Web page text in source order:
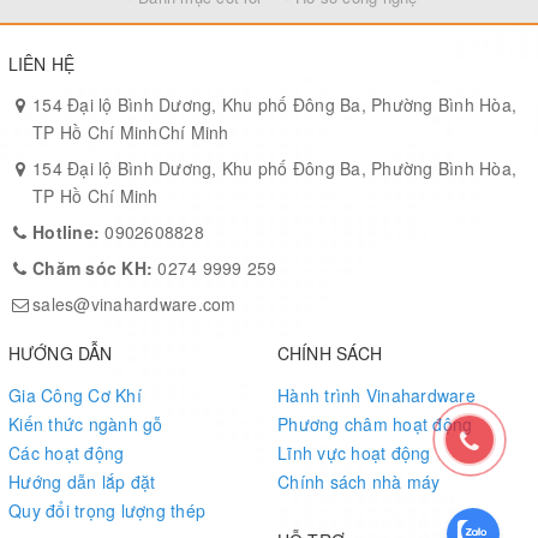
LIÊN HỆ
154 Đại lộ Bình Dương, Khu phố Đông Ba, Phường Bình Hòa,
TP Hồ Chí MinhChí Minh
154 Đại lộ Bình Dương, Khu phố Đông Ba, Phường Bình Hòa,
TP Hồ Chí Minh
Hotline:0902608828
Chăm sóc KH:0274 9999 259
sales@vinahardware.com
HƯỚNG DẪN
Gia Công Cơ Khí
Kiến thức ngành gỗ
Các hoạt động
Hướng dẫn lắp đặt
Quy đổi trọng lượng thép
CHÍNH SÁCH
Hành trình Vinahardware
Phương châm hoạt động
Lĩnh vực hoạt động
Chính sách nhà máy